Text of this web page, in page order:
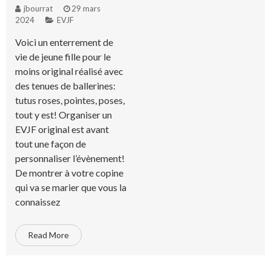
jbourrat
29 mars
2024
EVJF
Voici un enterrement de
vie de jeune fille pour le
moins original réalisé avec
des tenues de ballerines:
tutus roses, pointes, poses,
tout y est! Organiser un
EVJF original est avant
tout une façon de
personnaliser l’évènement!
De montrer à votre copine
qui va se marier que vous la
connaissez
Read More